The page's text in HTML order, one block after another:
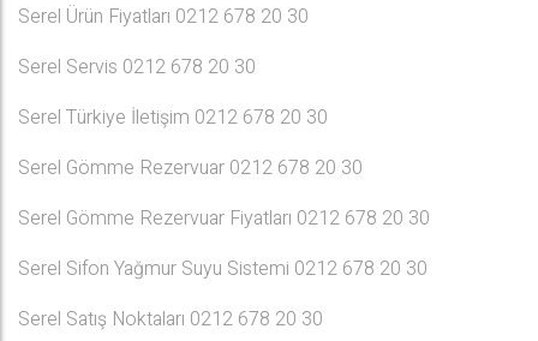
Serel Ürün Fiyatları 0212 678 20 30
Serel Servis 0212 678 20 30
Serel Türkiye İletişim 0212 678 20 30
Serel Gömme Rezervuar 0212 678 20 30
Serel Gömme Rezervuar Fiyatları 0212 678 20 30
Serel Sifon Yağmur Suyu Sistemi 0212 678 20 30
Serel Satış Noktaları 0212 678 20 30